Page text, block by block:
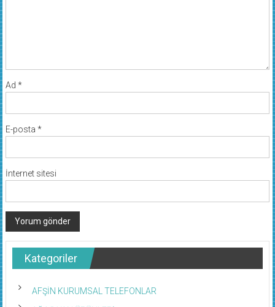
Ad *
E-posta *
İnternet sitesi
Kategoriler
AFŞİN KURUMSAL TELEFONLAR